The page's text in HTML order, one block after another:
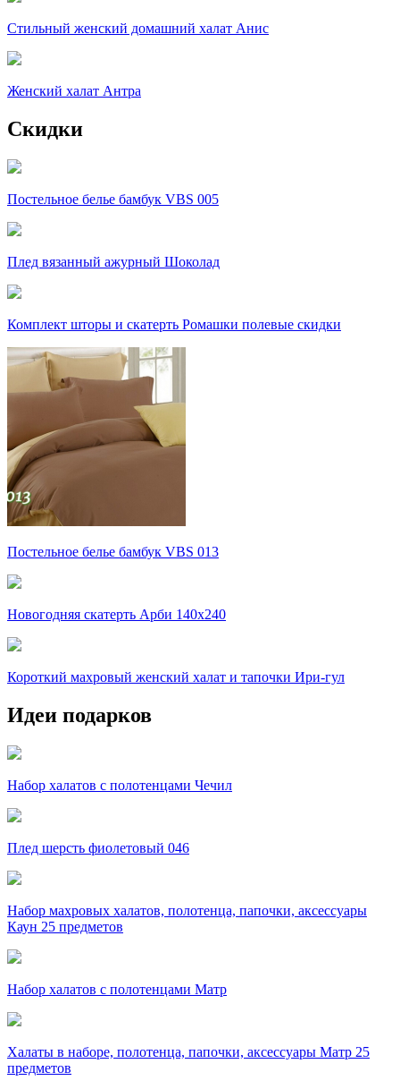
Стильный женский домашний халат Анис
Женский халат Антра
Скидки
Постельное белье бамбук VBS 005
Плед вязанный ажурный Шоколад
Комплект шторы и скатерть Ромашки полевые скидки
Постельное белье бамбук VBS 013
Новогодняя скатерть Арби 140х240
Короткий махровый женский халат и тапочки Ири-гул
Идеи подарков
Набор халатов с полотенцами Чечил
Плед шерсть фиолетовый 046
Набор махровых халатов, полотенца, папочки, аксессуары
Каун 25 предметов
Набор халатов с полотенцами Матр
Халаты в наборе, полотенца, папочки, аксессуары Матр 25
предметов